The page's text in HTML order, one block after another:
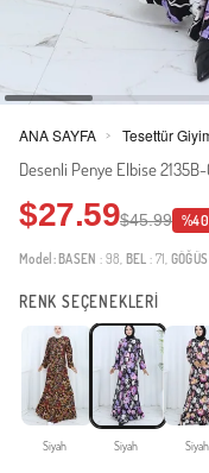
ANA SAYFA > Tesettür
Desenli Penye Elbise
$27.59$45.99
Model: BASEN : 98, BEL : 71, GÖĞÜS
RENK SEÇENEKLERİ
Siyah Siyah Siyah